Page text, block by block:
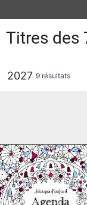
Titres des
2027 9 résultats